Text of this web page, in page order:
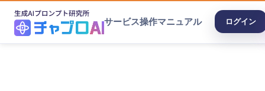
サービス操作マニュアル ログイン